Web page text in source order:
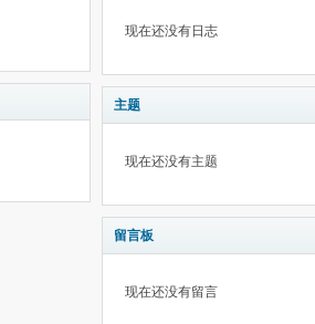
现在还没有日志
主题
现在还没有主题
留言板
现在还没有留言